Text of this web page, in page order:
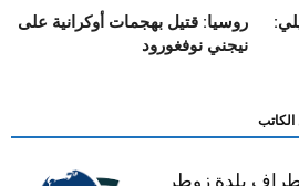
روسيا: قتيل بهجمات أوكرانية على
نيجني نوفغورود
الكاتب
بلدة زوطر